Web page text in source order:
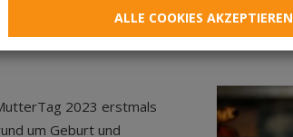
2023 erstmals
um Geburt und
ALLE COOKIES AKZEPTIEREN